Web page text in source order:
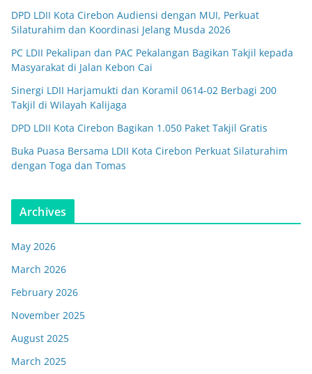
DPD LDII Kota Cirebon Audiensi dengan MUI, Perkuat
Silaturahim dan Koordinasi Jelang Musda 2026
PC LDII Pekalipan dan PAC Pekalangan Bagikan Takjil kepada
Masyarakat di Jalan Kebon Cai
Sinergi LDII Harjamukti dan Koramil 0614-02 Berbagi 200
Takjil di Wilayah Kalijaga
DPD LDII Kota Cirebon Bagikan 1.050 Paket Takjil Gratis
Buka Puasa Bersama LDII Kota Cirebon Perkuat Silaturahim
dengan Toga dan Tomas
Archives
May 2026
March 2026
February 2026
November 2025
August 2025
March 2025